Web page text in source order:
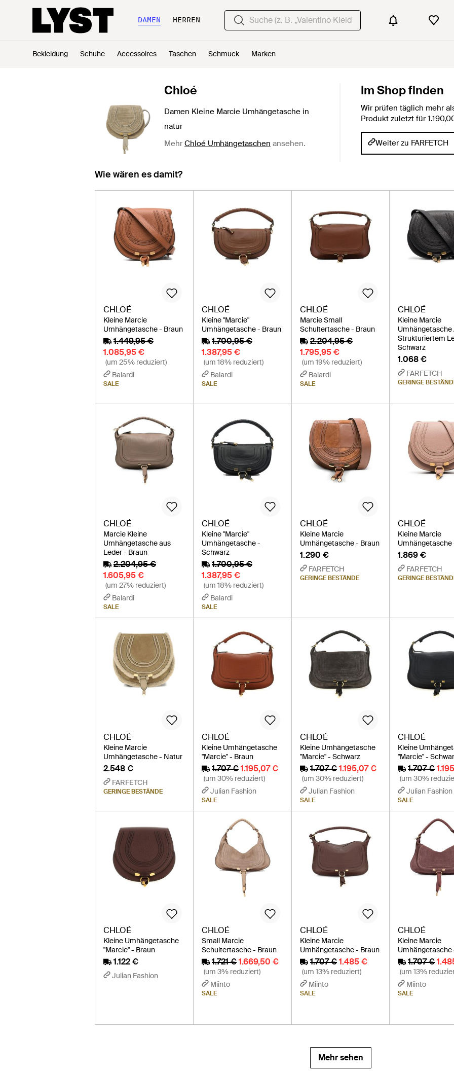
DAMEN HERREN
Bekleidung Schuhe Accessoires Taschen Schmuck Marken
Chloé
Damen Kleine Marcie Umhängetasche in
natur
Mehr Chloé Umhängetaschen ansehen.
Im Shop finden
Wir prüfen täglich mehr
Produkt zuletzt für
Weiter zu FARFETCH
Wie wären es damit?
CHLOÉ
Kleine Marcie
Umhängetasche - Braun
1.449,95 €
1.085,95 €
(um 25% reduziert)
Balardi
SALE
CHLOÉ
Kleine "Marcie"
Umhängetasche - Braun
1.700,95 €
1.387,95 €
(um 18% reduziert)
Balardi
SALE
CHLOÉ
Marcie Small
Schultertasche - Braun
2.204,95 €
1.795,95 €
(um 19% reduziert)
Balardi
SALE
CHLOÉ
Kleine Marcie
Umhängetasche
Strukturiertem
Schwarz
1.068 €
FARFETCH
GERINGE
CHLOÉ
Marcie Kleine
Umhängetasche aus
Leder - Braun
2.204,95 €
1.605,95 €
(um 27% reduziert)
Balardi
SALE
CHLOÉ
Kleine "Marcie"
Umhängetasche -
Schwarz
1.700,95 €
1.387,95 €
(um 18% reduziert)
Balardi
SALE
CHLOÉ
Kleine Marcie
Umhängetasche - Braun
1.290 €
FARFETCH
GERINGE BESTÄNDE
CHLOÉ
Kleine Marcie
Umhängetasche
1.869 €
FARFETCH
GERINGE
CHLOÉ
Kleine Marcie
Umhängetasche - Natur
2.548 €
FARFETCH
GERINGE BESTÄNDE
CHLOÉ
Kleine Umhängetasche
"Marcie" - Braun
1.707 € 1.195,07 €
(um 30% reduziert)
Julian Fashion
SALE
CHLOÉ
Kleine Umhängetasche
"Marcie" - Schwarz
1.707 € 1.195,07 €
(um 30% reduziert)
Julian Fashion
SALE
CHLOÉ
Kleine
"Marcie" -
1.707 €
(um 30%
Julian Fashion
SALE
CHLOÉ
Kleine Umhängetasche
"Marcie" - Braun
1.122 €
Julian Fashion
CHLOÉ
Small Marcie
Schultertasche - Braun
1.721 € 1.669,50 €
(um 3% reduziert)
Miinto
SALE
CHLOÉ
Kleine Marcie
Umhängetasche - Braun
1.707 € 1.485 €
(um 13% reduziert)
Miinto
SALE
CHLOÉ
Kleine Marcie
Umhängetasche
1.707 €
(um 13%
Miinto
SALE
Mehr sehen